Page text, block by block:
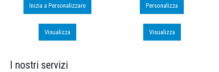
Inizia a Personalizzare
Visualizza
Personalizza
Visualizza
I nostri servizi